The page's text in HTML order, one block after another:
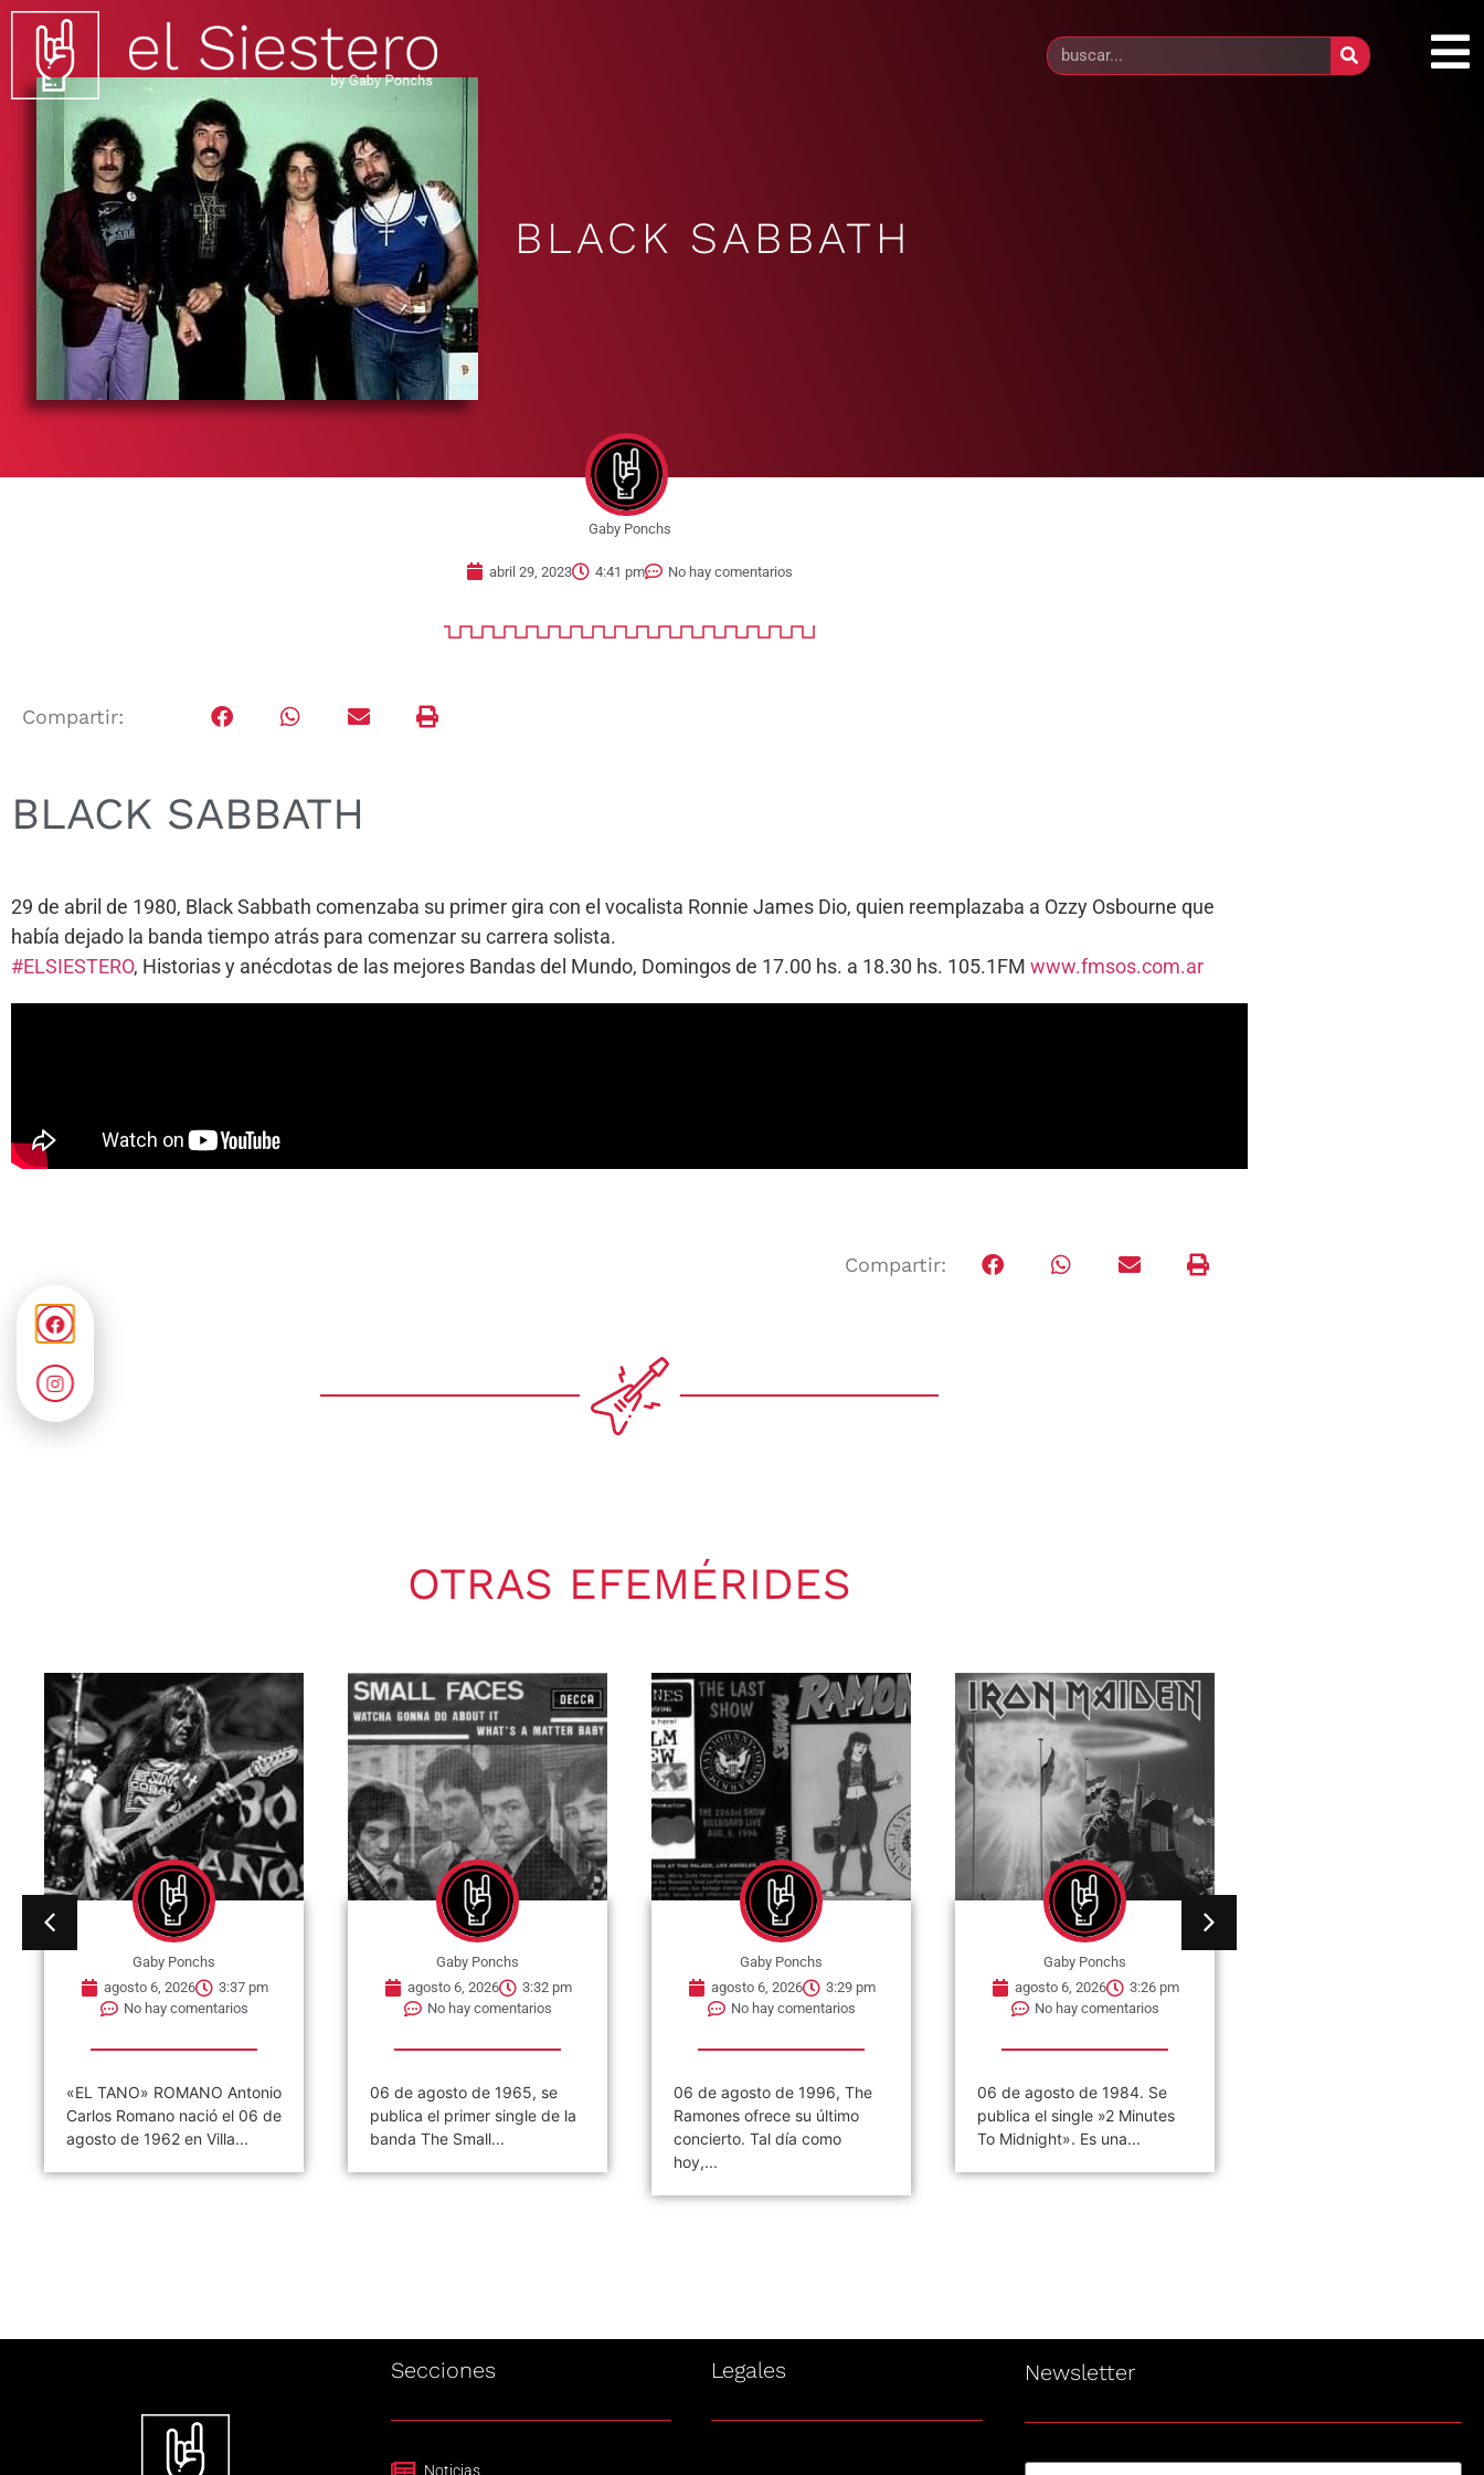
BLACK SABBATH
Gaby Ponchs
abril 29, 2023 4:41 pm No hay comentarios
Compartir:
BLACK SABBATH
29 de abril de 1980, Black Sabbath comenzaba su primer gira con el vocalista Ronnie James Dio, quien reemplazaba a Ozzy Osbourne que
había dejado la banda tiempo atrás para comenzar su carrera solista.
#ELSIESTERO, Historias y anécdotas de las mejores Bandas del Mundo, Domingos de 17.00 hs. a 18.30 hs. 105.1FM www.fmsos.com.ar
Compartir:
OTRAS EFEMÉRIDES
Gaby Ponchs
agosto 6, 2026
3:37 pm
No hay comentarios
«EL TANO» ROMANO Antonio
Carlos Romano nació el 06 de
agosto de 1962 en Villa...
Gaby Ponchs
agosto 6, 2026
3:32 pm
No hay comentarios
06 de agosto de 1965, se
publica el primer single de la
banda The Small...
Gaby Ponchs
agosto 6, 2026
3:29 pm
No hay comentarios
06 de agosto de 1996, The
Ramones ofrece su último
concierto. Tal día como
hoy,...
Gaby Ponchs
agosto 6, 2026
3:26 pm
No hay comentarios
06 de agosto de 1984. Se
publica el single »2 Minutes
To Midnight». Es una...
Secciones
Noticias
Legales Newsletter